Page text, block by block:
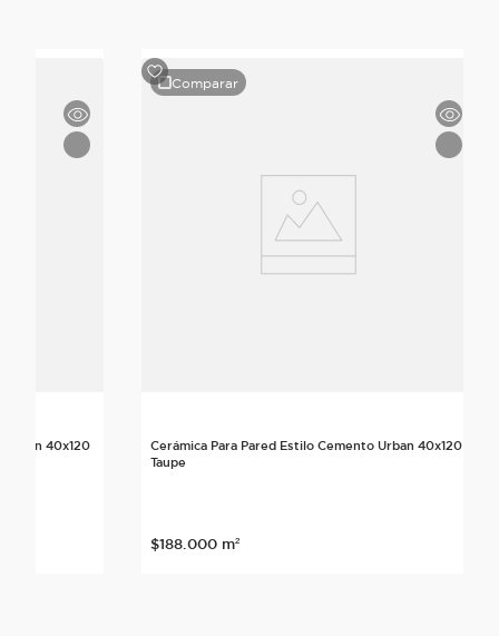
Urban 40x120
Comparar
Cerámica Para Pared Estilo Cemento Urban 40x120
Taupe
$188.000 m²